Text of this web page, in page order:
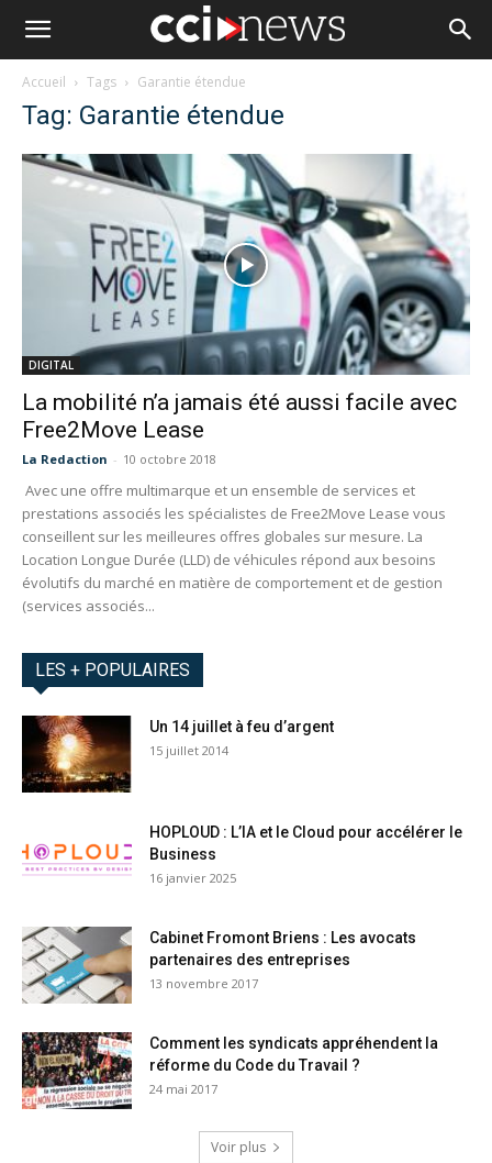
Accueil Tags Garantie étendue
Tag: Garantie étendue
DIGITAL
La mobilité n’a jamais été aussi facile avec
Free2Move Lease
La Redaction - 10 octobre 2018
Avec une offre multimarque et un ensemble de services et
prestations associés les spécialistes de Free2Move Lease vous
conseillent sur les meilleures offres globales sur mesure. La
Location Longue Durée (LLD) de véhicules répond aux besoins
évolutifs du marché en matière de comportement et de gestion
(services associés...
LES + POPULAIRES
Un 14 juillet à feu d’argent
15 juillet 2014
HOPLOUD : L’IA et le Cloud pour accélérer le
Business
16 janvier 2025
Cabinet Fromont Briens : Les avocats
partenaires des entreprises
13 novembre 2017
Comment les syndicats appréhendent la
réforme du Code du Travail ?
24 mai 2017
Voir plus